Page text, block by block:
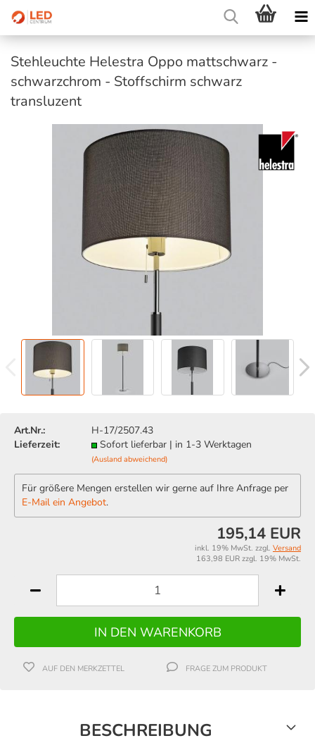
Stehleuchte Helestra Oppo mattschwarz -
schwarzchrom - Stoffschirm schwarz
transluzent
Art.Nr.:
H-17/2507.43
Lieferzeit:
Sofort lieferbar | in 1-3 Werktagen
(Ausland abweichend)
Für größere Mengen erstellen wir gerne auf Ihre Anfrage per
E-Mail ein Angebot.
195,14 EUR
inkl. 19% MwSt. zzgl. Versand
163,98 EUR zzgl. 19% MwSt.
AUF DEN MERKZETTEL FRAGE ZUM PRODUKT
BESCHREIBUNG